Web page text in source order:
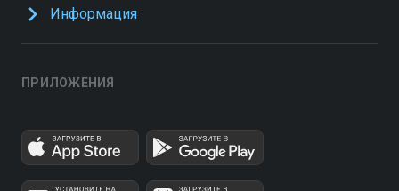
Информация
ПРИЛОЖЕНИЯ